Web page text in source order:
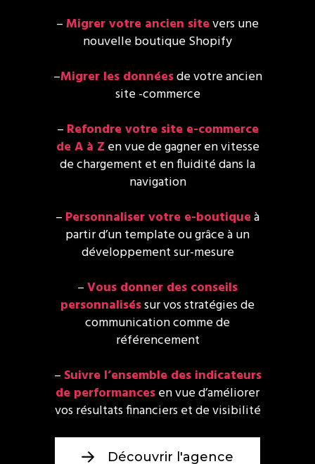
–Migrer votre ancien sitevers une
nouvelle boutique Shopify
–Migrer les donnéesde votre ancien
site -commerce
– Refondre votre site e-commerce
de A à Z en vue de gagner en vitesse
de chargement et en fluidité dans la
navigation
– Personnaliser votre e-boutiqueà
partir d’un template ou grâce à un
développement sur-mesure
–Vous donner des conseils
personnaliséssur vos stratégies de
communication comme de
référencement
– Suivre l’ensemble des indicateurs
de performancesen vue d’améliorer
vos résultats financiers et de visibilité
Découvrir l'agence